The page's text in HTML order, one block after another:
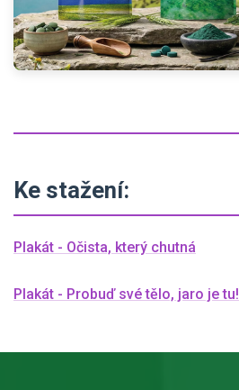
Ke stažení:
Plakát - Očista, který chutná
Plakát - Probuď své tělo, jaro je tu!